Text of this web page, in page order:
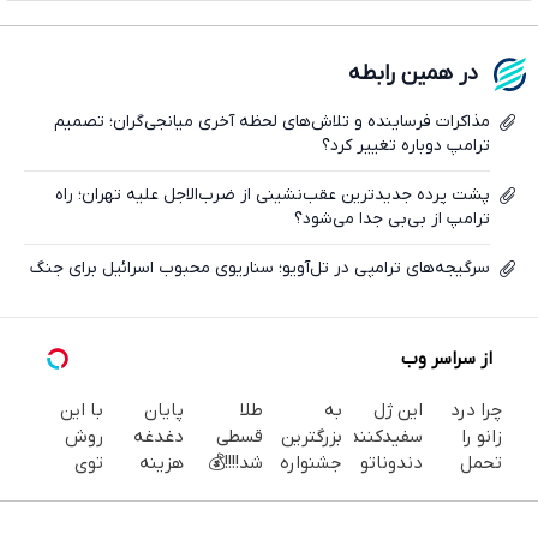
در همین رابطه
مذاکرات فرساینده و تلاش‌های لحظه آخری میانجی‌گران؛ تصمیم
ترامپ دوباره تغییر کرد؟
پشت پرده جدیدترین عقب‌نشینی از ضرب‌الاجل علیه تهران؛ راه
ترامپ از بی‌بی جدا می‌شود؟
سرگیجه‌های ترامپی در تل‌آویو؛ سناریوی محبوب اسرائیل برای جنگ
از سراسر وب
چرا درد
زانو را
تحمل
این ژل
سفیدکننده
دندوناتو
به
بزرگترین
جشنواره
طلا
قسطی
شد!!!!💰
پایان
دغدغه
هزینه
با این
روش
توی